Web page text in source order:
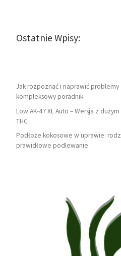
Ostatnie Wpisy:
Jak rozpoznać i naprawić
kompleksowy poradnik
Low AK-47 XL Auto – Wersja z
THC
Podłoże kokosowe w uprawie:
prawidłowe podlewanie